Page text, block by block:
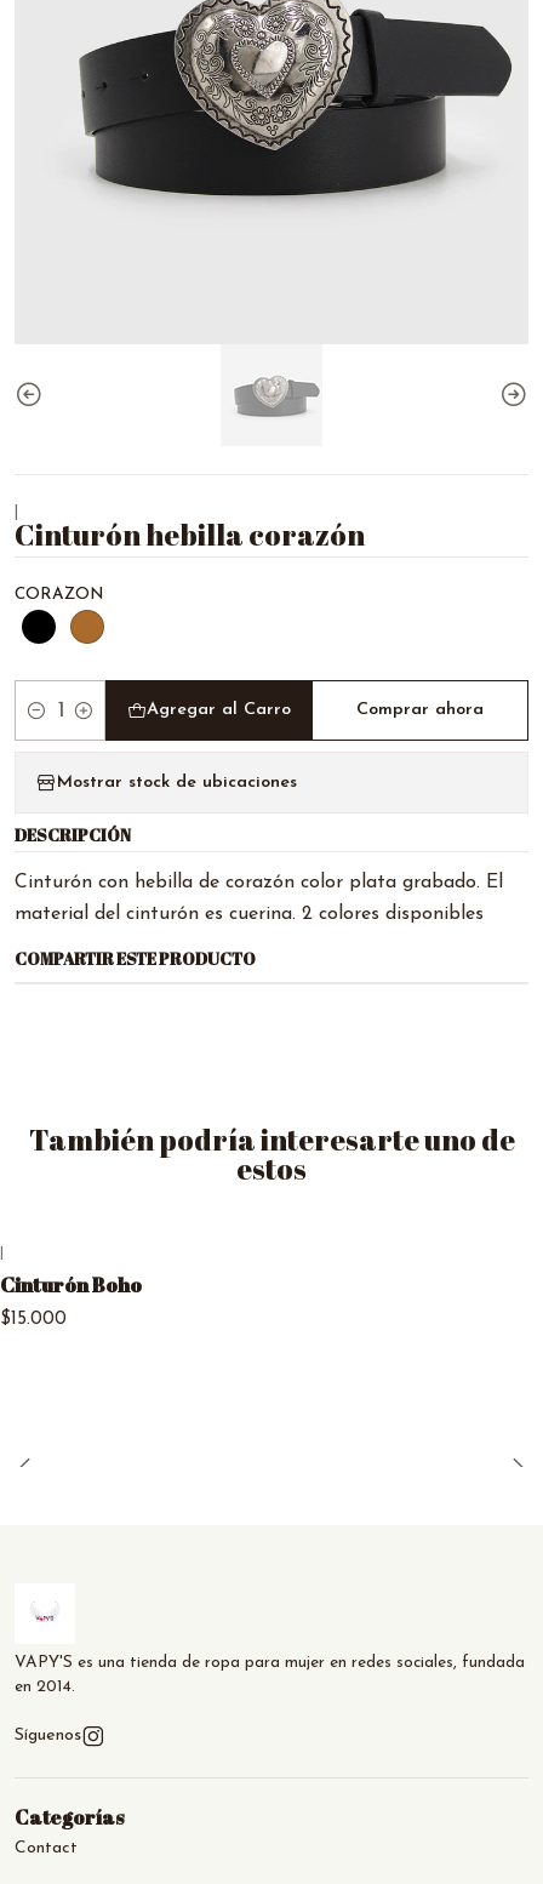
Cinturón hebilla corazón
CORAZON
Cantidad
Agregar al Carro Comprar ahora
Mostrar stock de ubicaciones
DESCRIPCIÓN
Cinturón con hebilla de corazón color plata grabado. El
material del cinturón es cuerina. 2 colores disponibles
COMPARTIR ESTE PRODUCTO
También podría interesarte uno de
estos
Cinturón Boho
$15.000
VAPY'S es una tienda de ropa para mujer en redes sociales, fundada
en 2014.
Síguenos
Categorías
Contact